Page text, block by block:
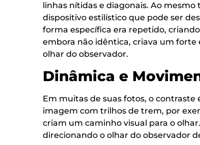
linhas nítidas e diagonais. Ao
dispositivo estilístico que pode ser
forma específica era repetido,
embora não idêntica, criava um forte
olhar do observador.
Dinâmica e
Em muitas de suas fotos, o
imagem com trilhos de trem, por
criam um caminho visual para o
direcionando o olhar do observador